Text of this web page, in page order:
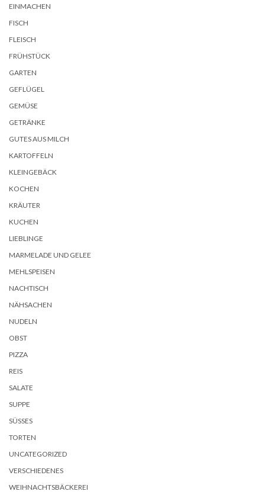
EINMACHEN
FISCH
FLEISCH
FRÜHSTÜCK
GARTEN
GEFLÜGEL
GEMÜSE
GETRÄNKE
GUTES AUS MILCH
KARTOFFELN
KLEINGEBÄCK
KOCHEN
KRÄUTER
KUCHEN
LIEBLINGE
MARMELADE UND GELEE
MEHLSPEISEN
NACHTISCH
NÄHSACHEN
NUDELN
OBST
PIZZA
REIS
SALATE
SUPPE
SÜSSES
TORTEN
UNCATEGORIZED
VERSCHIEDENES
WEIHNACHTSBÄCKEREI